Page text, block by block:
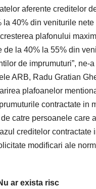
aferente creditelor
la 40% din veniturile nete
plafonului
de la 40% la 55% din
de imprumuturi”, ne-
ARB, Radu Gratian
plafoanelor
contractate in
catre persoanele care
creditelor contractate
modificari ale
ar exista risc